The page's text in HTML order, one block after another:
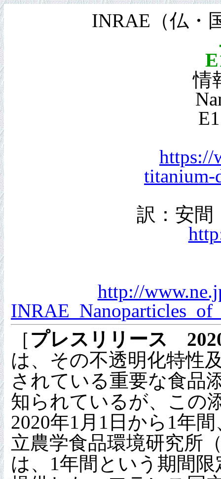
INRAE（仏・
情
https://
titanium-
訳：安
http://
［プレスリリース
は、その不透明化特性
されている重要な食品
知られているが、この
2020年1月1日から1年
立農学食品環境研究所
は、1年間という期間